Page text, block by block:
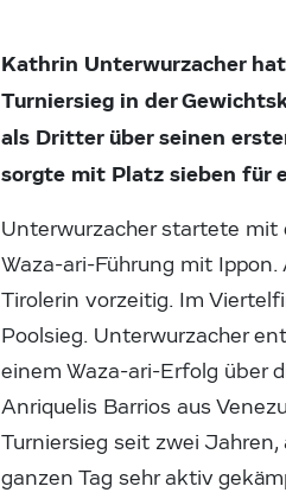
Kathrin Unterwurzacher
Turniersieg in der
als Dritter über seinen
sorgte mit Platz sieben für
Unterwurzacher startete mit
Waza-ari-Führung mit
Tirolerin vorzeitig. Im
Poolsieg. Unterwurzacher
einem Waza-ari-Erfolg über
Anriquelis Barrios aus
Turniersieg seit zwei
ganzen Tag sehr aktiv